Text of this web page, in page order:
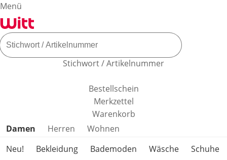
Menü
Stichwort / Artikelnummer
Bestellschein
Merkzettel
Warenkorb
Produktkategorien überspringen
Damen Herren
Wohnen
Neu!
Bekleidung Bademoden Wäsche Schuhe